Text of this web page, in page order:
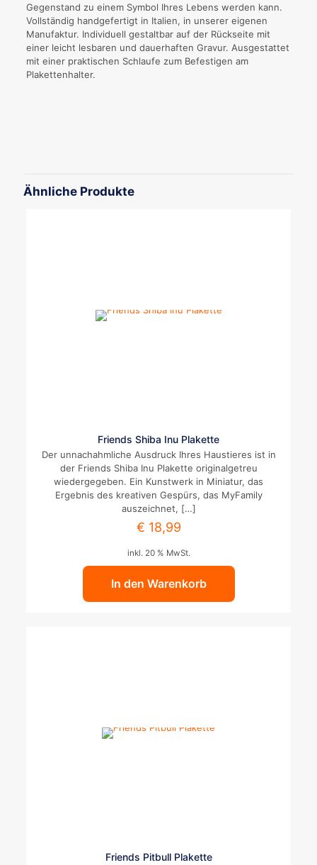
Gegenstand zu einem Symbol Ihres Lebens werden kann.
Vollständig handgefertigt in Italien, in unserer eigenen
Manufaktur. Individuell gestaltbar auf der Rückseite mit
einer leicht lesbaren und dauerhaften Gravur. Ausgestattet
mit einer praktischen Schlaufe zum Befestigen am
Plakettenhalter.
Ähnliche Produkte
Friends Shiba Inu Plakette
Der unnachahmliche Ausdruck Ihres Haustieres ist in
der Friends Shiba Inu Plakette originalgetreu
wiedergegeben. Ein Kunstwerk in Miniatur, das
Ergebnis des kreativen Gespürs, das MyFamily
auszeichnet, […]
€ 18,99
inkl. 20 % MwSt.
In den Warenkorb
Friends Pitbull Plakette
Dieses